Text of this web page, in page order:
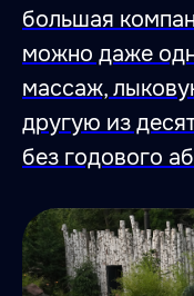
большая
можно даже
массаж,
другую из
без годового